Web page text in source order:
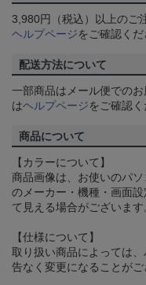
3,980円（税込）以上のご
ヘルプページをご確認くだ
配送方法について
一部商品はメール便での
はヘルプページをご確認く
商品について
【カラーについて】
商品画像は、お使いのパ
のメーカー・機種・画面
て見える場合がございま
【仕様について】
取り扱い商品によっては
告なく変更になることがご